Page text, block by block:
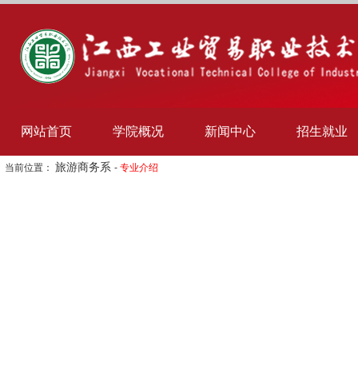
网站首页 学院概况 新闻中心 招生就业
当前位置： 旅游商务系 - 专业介绍